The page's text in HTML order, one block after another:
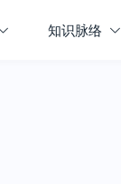
知识脉络